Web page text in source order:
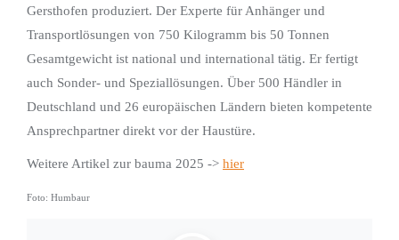
Gersthofen produziert. Der Experte für Anhänger und
Transportlösungen von 750 Kilogramm bis 50 Tonnen
Gesamtgewicht ist national und international tätig. Er fertigt
auch Sonder- und Speziallösungen. Über 500 Händler in
Deutschland und 26 europäischen Ländern bieten kompetente
Ansprechpartner direkt vor der Haustüre.
Weitere Artikel zur bauma 2025 -> hier
Foto: Humbaur